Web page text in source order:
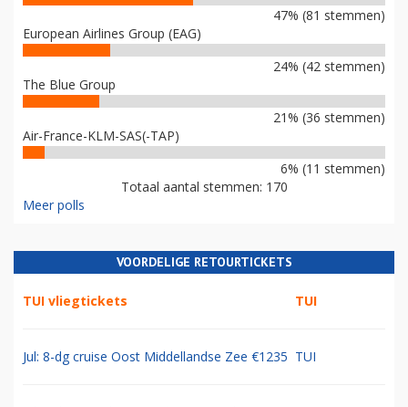
47% (81 stemmen)
European Airlines Group (EAG)
24% (42 stemmen)
The Blue Group
21% (36 stemmen)
Air-France-KLM-SAS(-TAP)
6% (11 stemmen)
Totaal aantal stemmen: 170
Meer polls
VOORDELIGE RETOURTICKETS
TUI vliegtickets TUI
Jul: 8-dg cruise Oost Middellandse Zee €1235 TUI